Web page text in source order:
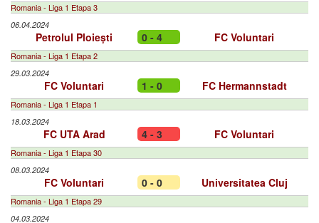
Romania - Liga 1 Etapa 3
06.04.2024
Petrolul Ploiești 0 - 4 FC Voluntari
Romania - Liga 1 Etapa 2
29.03.2024
FC Voluntari 1 - 0 FC Hermannstadt
Romania - Liga 1 Etapa 1
18.03.2024
FC UTA Arad 4 - 3 FC Voluntari
Romania - Liga 1 Etapa 30
08.03.2024
FC Voluntari 0 - 0 Universitatea Cluj
Romania - Liga 1 Etapa 29
04.03.2024